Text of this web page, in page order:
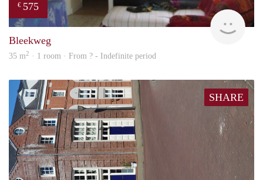
€ 575
Bleekweg
35 m2 · 1 room · From ? - Indefinite period
SHARE